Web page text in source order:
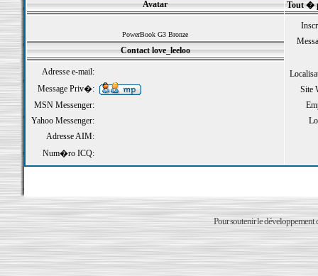
Avatar
Tout �
PowerBook G3 Bronze
Site
Contact love_leeloo
Adresse e-mail:
Message Priv�:
MSN Messenger:
Yahoo Messenger:
Adresse AIM:
Num�ro ICQ:
Pour soutenir le développement